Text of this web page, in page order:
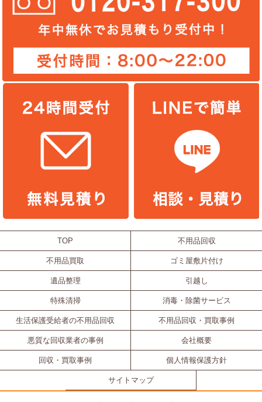
TOP 不用品回収
不用品買取 ゴミ屋敷片付け
遺品整理 引越し
特殊清掃 消毒・除菌サービス
生活保護受給者の不用品回収 不用品回収・買取事例
悪質な回収業者の事例 会社概要
回収・買取事例 個人情報保護方針
サイトマップ